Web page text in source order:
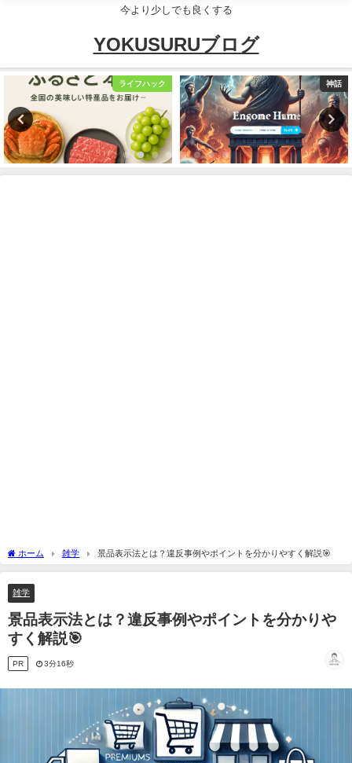
今より少しでも良くする
YOKUSURUブログ
ライフハック 神話
ホーム 雑学 景品表示法とは？違反事例やポイントを分かりやすく解説🎯
雑学
景品表示法とは？違反事例やポイントを分かりや
すく解説🎯
PR 3分16秒